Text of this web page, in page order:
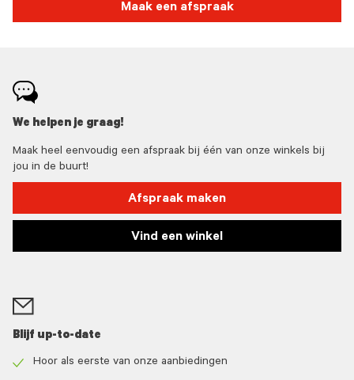
Maak een afspraak
We helpen je graag!
Maak heel eenvoudig een afspraak bij één van onze winkels bij
jou in de buurt!
Afspraak maken
Vind een winkel
Blijf up-to-date
Hoor als eerste van onze aanbiedingen